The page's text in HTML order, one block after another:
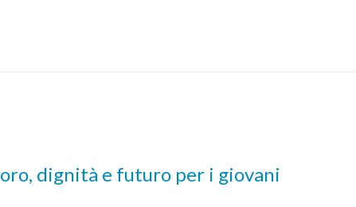
dignità e futuro per i giovani